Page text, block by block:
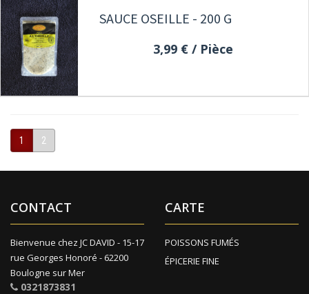
SAUCE OSEILLE - 200 G
3,99 €/ Pièce
1 2
CONTACT
Bienvenue chez JC DAVID - 15-17
rue Georges Honoré - 62200
Boulogne sur Mer
0321873831
CARTE
POISSONS FUMÉS
ÉPICERIE FINE